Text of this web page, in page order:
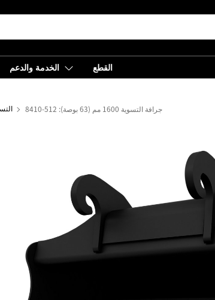
الخدمة والدعم القطع
جرافة التسوية 1600 مم (63 بوصة): 512-8410